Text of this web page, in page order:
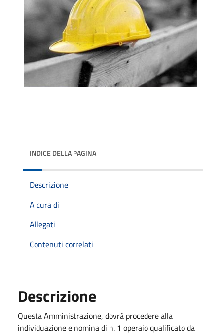
INDICE DELLA PAGINA
Descrizione
A cura di
Allegati
Contenuti correlati
Descrizione
Questa Amministrazione, dovrà procedere alla
individuazione e nomina di n. 1 operaio qualificato da